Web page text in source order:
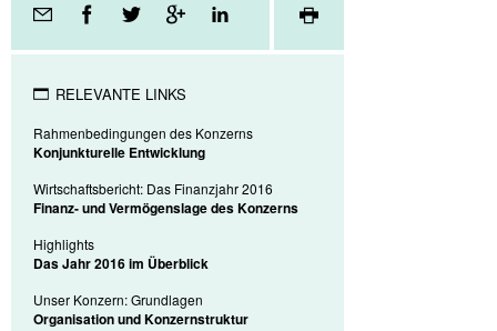
RELEVANTE LINKS
Rahmenbedingungen des Konzerns
Konjunkturelle Entwicklung
Wirtschaftsbericht: Das Finanzjahr 2016
Finanz- und Vermögenslage des Konzerns
Highlights
Das Jahr 2016 im Überblick
Unser Konzern: Grundlagen
Organisation und Konzernstruktur